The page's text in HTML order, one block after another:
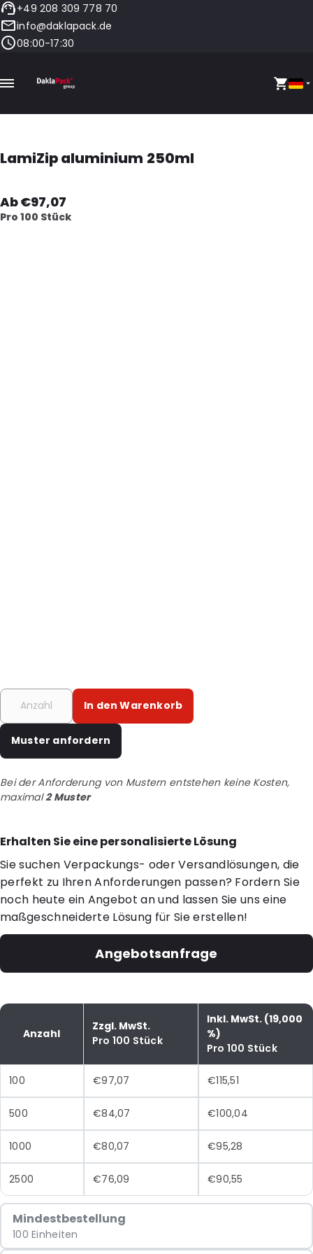
+49 208 309 778 70
info@daklapack.de
08:00-17:30
LamiZip aluminium 250ml
Ab €97,07
Pro 100 Stück
In den Warenkorb
Muster anfordern
Bei der Anforderung von Mustern entstehen keine Kosten,
maximal2 Muster
Erhalten Sie eine personalisierte Lösung
Sie suchen Verpackungs- oder Versandlösungen, die
perfekt zu Ihren Anforderungen passen? Fordern Sie
noch heute ein Angebot an und lassen Sie uns eine
maßgeschneiderte Lösung für Sie erstellen!
Angebotsanfrage
Anzahl
Zzgl. MwSt.
Pro 100 Stück
Inkl. MwSt. (19,000
%)
Pro 100 Stück
100 €97,07 €115,51
500 €84,07 €100,04
1000 €80,07 €95,28
2500 €76,09 €90,55
Mindestbestellung
100 Einheiten